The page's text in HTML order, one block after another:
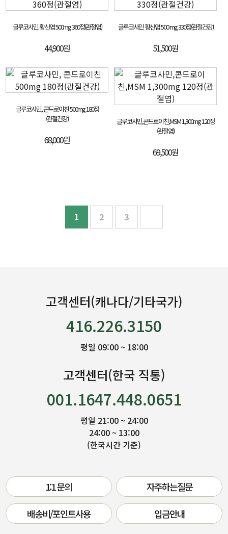
글루코사민 황산염 500mg 360정(관절염)
44,900원
글루코사민 황산염 500 mg 330정(관절건강)
51,500원
글루코사민, 콘드로이친 500mg 180정
(관절건강)
68,000원
글루코사민,콘드로이친,MSM 1,300mg 120정
(관절염)
69,500원
1 2 3
고객센터(캐나다/기타국가)
416.226.3150
평일 09:00 ~ 18:00
고객센터(한국 직통)
001.1647.448.0651
평일 21:00 ~ 24:00
24:00 ~ 13:00
(한국시간 기준)
1:1 문의 자주하는질문
배송비/포인트사용 입금안내